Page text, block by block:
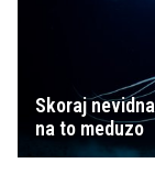
Skoraj
na to meduzo